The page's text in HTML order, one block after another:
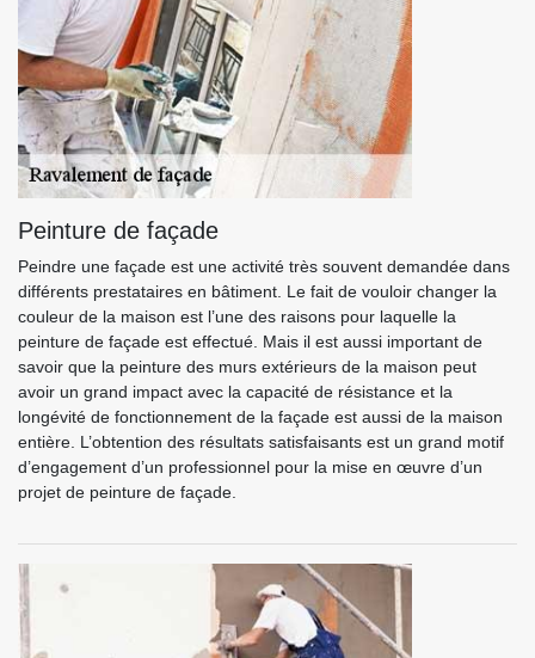
Peinture de façade
Peindre une façade est une activité très souvent demandée dans
différents prestataires en bâtiment. Le fait de vouloir changer la
couleur de la maison est l’une des raisons pour laquelle la
peinture de façade est effectué. Mais il est aussi important de
savoir que la peinture des murs extérieurs de la maison peut
avoir un grand impact avec la capacité de résistance et la
longévité de fonctionnement de la façade est aussi de la maison
entière. L’obtention des résultats satisfaisants est un grand motif
d’engagement d’un professionnel pour la mise en œuvre d’un
projet de peinture de façade.